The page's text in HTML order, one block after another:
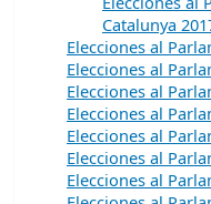
Catalunya
Elecciones al
Elecciones al
Elecciones al
Elecciones al
Elecciones al
Elecciones al
Elecciones al